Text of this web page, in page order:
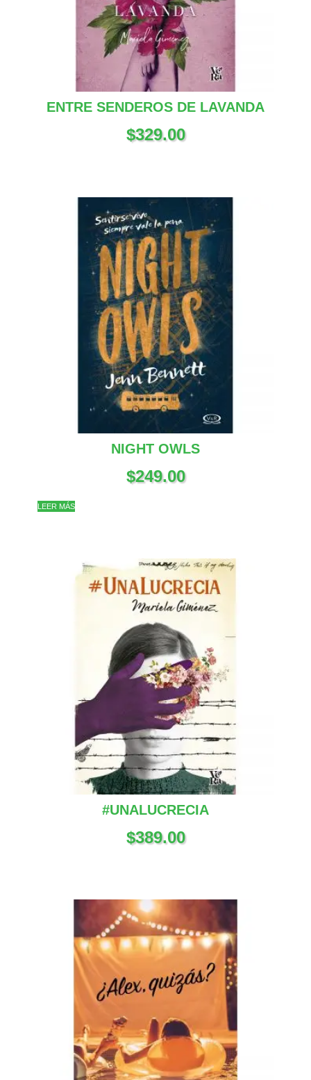
ENTRE SENDEROS DE LAVANDA
$329.00
NIGHT OWLS
$249.00
LEER MÁS
#UNALUCRECIA
$389.00